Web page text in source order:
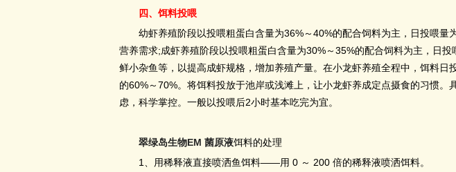
四、饵料投喂
幼虾养殖阶段以投喂粗蛋白含量为36% ～ 40%的配合饲料为主，日投喂量
营养需求;成虾养殖阶段以投喂粗蛋白含量为30% ～ 35%的配合饲料为主，日投
鲜小杂鱼等，以提高成虾规格，增加养殖产量。在小龙虾养殖全程中，饵料日
的60% ～ 70%。将饵料投放于池岸或浅滩上，让小龙虾养成定点摄食的习惯
虑，科学掌控。一般以投喂后2小时基本吃完为宜。
翠绿岛生物EM 菌原液饵料的处理
1 、用稀释液直接喷洒鱼饵料——用 0 ～ 200 倍的稀释液喷洒饵料。